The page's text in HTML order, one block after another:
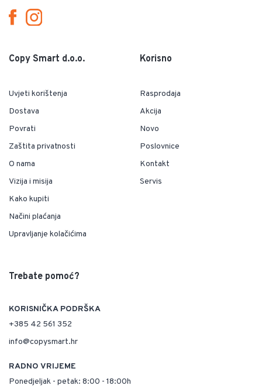
Copy Smart d.o.o.
Uvjeti korištenja
Dostava
Povrati
Zaštita privatnosti
O nama
Vizija i misija
Kako kupiti
Načini plaćanja
Upravljanje kolačićima
Korisno
Rasprodaja
Akcija
Novo
Poslovnice
Kontakt
Servis
Trebate pomoć?
KORISNIČKA PODRŠKA
+385 42 561 352
info@copysmart.hr
RADNO VRIJEME
Ponedjeljak - petak: 8:00 - 18:00h